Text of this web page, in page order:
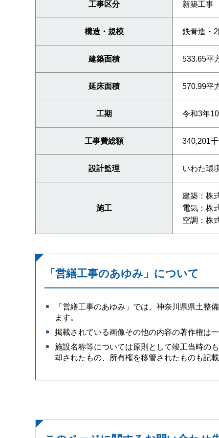
工事区分 新築工事
構造・規模 鉄骨造・
建築面積 533.65平
延床面積 570.99平
工期 令和3年
工事費総額 340,201
設計監理 いわた環
施工
建築：株
電気：株
空調：株
「営繕工事のあゆみ」について
「営繕工事のあゆみ」では、神奈川県県土整
ます。
掲載されている画像その他の内容の著作権は
施設名称等については原則として竣工当時の
却されたもの、所有権を移管されたものも記